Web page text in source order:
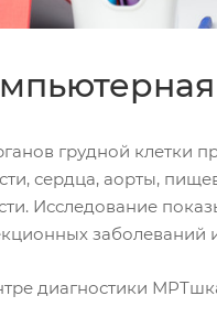
грудной клетки
сердца, аорты,
Исследование
заболеваний
диагностики